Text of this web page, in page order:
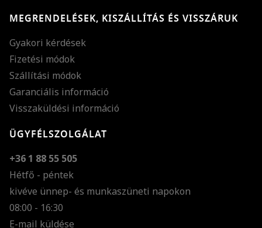
MEGRENDELÉSEK, KISZÁLLÍTÁS ÉS VISSZÁRUK
Gyakori kérdések
Fizetési módok
Szállítási módok
Garanciális információ
Visszaküldési információ
ÜGYFÉLSZOLGÁLAT
+36 1 88 55 505
Hétfő - péntek
kivéve ünnep- és munkaszüneti napokon
08:00 - 16:30
E-mail küldése